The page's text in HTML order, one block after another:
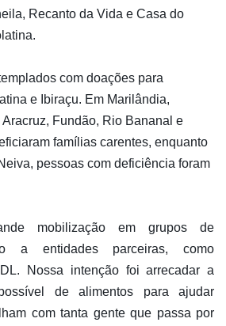
Recanto da Vida e Casa do
com doações para
e Ibiraçu. Em Marilândia,
Fundão, Rio Bananal e
famílias carentes, enquanto
pessoas com deficiência foram
mobilização em grupos de
a entidades parceiras, como
Nossa intenção foi arrecadar a
de alimentos para ajudar
com tanta gente que passa por